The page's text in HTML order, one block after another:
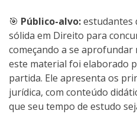
🎯 Público-alvo:estudantes
sólida em Direito para
começando a se
este material foi elaborado
partida. Ele apresenta os
jurídica, com conteúdo
que seu tempo de estudo